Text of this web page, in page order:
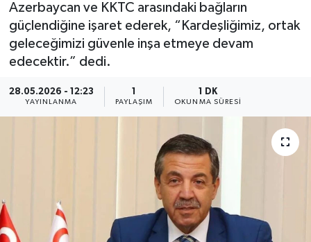
Azerbaycan ve KKTC arasındaki bağların
güçlendiğine işaret ederek, “Kardeşliğimiz, ortak
geleceğimizi güvenle inşa etmeye devam
edecektir.” dedi.
28.05.2026 - 12:23
YAYINLANMA
1
PAYLAŞIM
1 DK
OKUNMA SÜRESI